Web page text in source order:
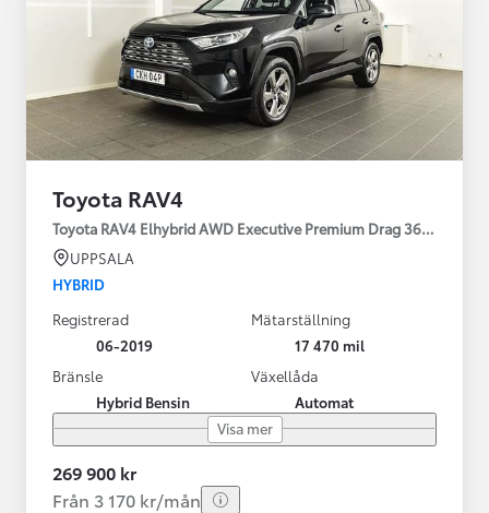
Toyota RAV4
Toyota RAV4 Elhybrid AWD Executive Premium Drag 360-kamera
UPPSALA
HYBRID
Registrerad
06-2019
Mätarställning
17 470 mil
Bränsle
Hybrid Bensin
Växellåda
Automat
Visa mer
269 900 kr
Från 3 170 kr/mån